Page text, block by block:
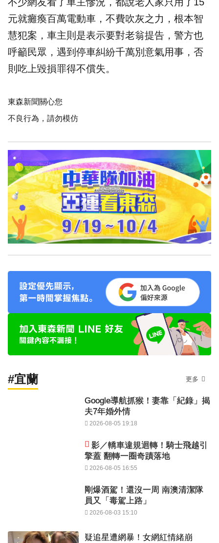
元就癱瘓百萬電動車，不費吹灰之力，根本智
慧犯案，車主則是表示要對老翁提告，警方也
呼籲民眾，遇到停車糾紛千萬別意氣用事，否
則吃上毀損罪得不償失。
東森新聞關心您
不良行為，請勿模仿
#宜蘭 更多
Google導航抓猴！妻靠「紀錄」揭
夫7年婚外情
2026-08-05 19:18
影／轎車違規迴轉！騎士飛越引
擎蓋 翻轉一圈奇蹟落地
2026-08-05 16:55
剛爆酒駕！還沒一周 南澳清潔隊
員又「毒駕上路」
2026-08-03 15:10
疑追星遭網暴！女網紅情緒崩